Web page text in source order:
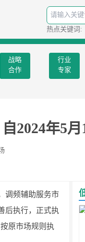
热点关键词:
战略
合作
行业
专家
2024年5
调频辅助服务市
后执行，正式执
原市场规则执